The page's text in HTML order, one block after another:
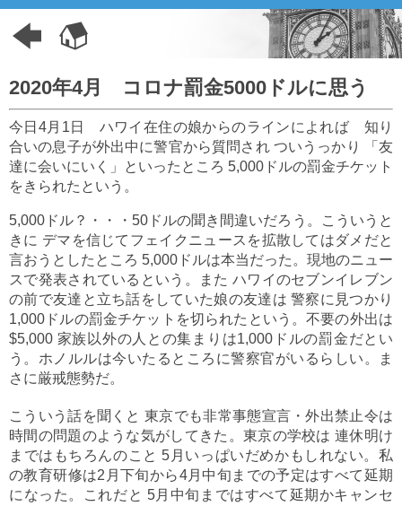
2020年4月 コロナ罰金5000ドルに思う
今日4月1日 ハワイ在住の娘からのラインによれば 知り
合いの息子が外出中に警官から質問され ついうっかり 「友
達に会いにいく」といったところ 5,000ドルの罰金チケット
をきられたという。
5,000ドル？・・・50ドルの聞き間違いだろう。こういうと
きに デマを信じてフェイクニュースを拡散してはダメだと
言おうとしたところ 5,000ドルは本当だった。現地のニュー
スで発表されているという。また ハワイのセブンイレブン
の前で友達と立ち話をしていた娘の友達は 警察に見つかり
1,000ドルの罰金チケットを切られたという。不要の外出は
$5,000 家族以外の人との集まりは1,000ドルの罰金だとい
う。ホノルルは今いたるところに警察官がいるらしい。ま
さに厳戒態勢だ。
こういう話を聞くと 東京でも非常事態宣言・外出禁止令は
時間の問題のような気がしてきた。東京の学校は 連休明け
まではもちろんのこと 5月いっぱいだめかもしれない。私
の教育研修は2月下旬から4月中旬までの予定はすべて延期
になった。これだと 5月中旬まではすべて延期かキャンセ